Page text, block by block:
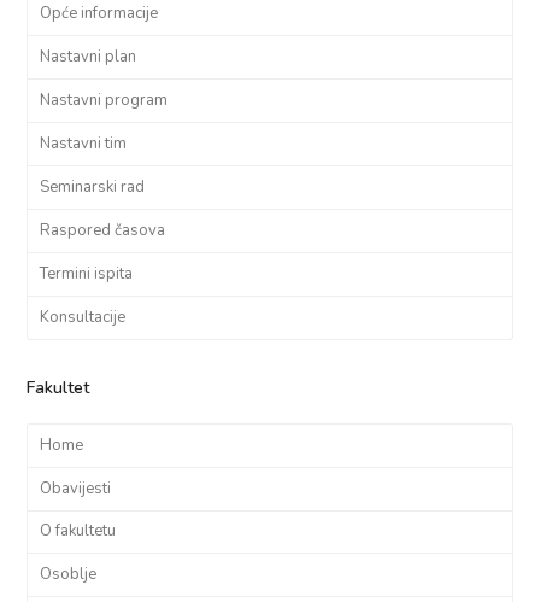
Opće informacije
Nastavni plan
Nastavni program
Nastavni tim
Seminarski rad
Raspored časova
Termini ispita
Konsultacije
Fakultet
Home
Obavijesti
O fakultetu
Osoblje